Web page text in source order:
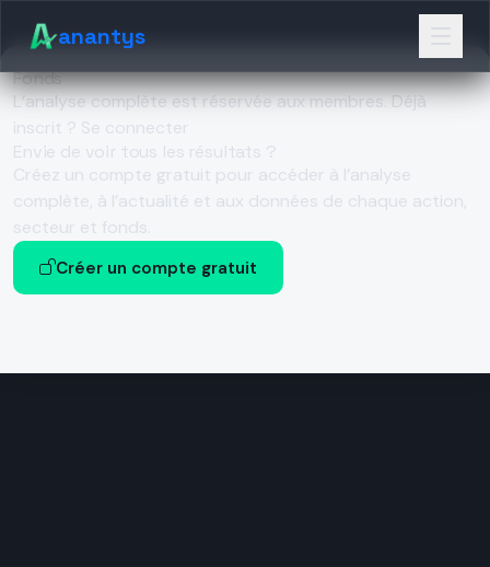
anantys
Fonds
L’analyse complète est réservée aux membres.Déjà
inscrit ? Se connecter
Envie de voir tous les résultats ?
Créez un compte gratuit pour accéder à l’analyse
complète, à l’actualité et aux données de chaque action,
secteur et fonds.
Créer un compte gratuit